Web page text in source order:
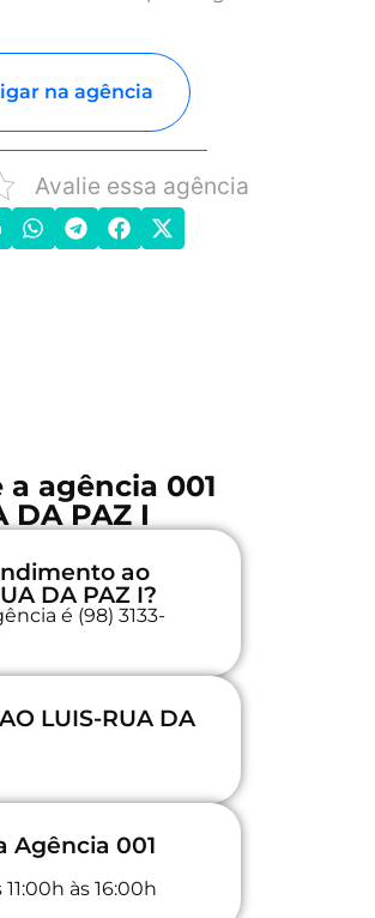
na agência
Avalie essa agência
agência 001
DA PAZ I
ao
DA PAZ I?
é (98) 3133-
LUIS-RUA DA
Agência 001
às 16:00h